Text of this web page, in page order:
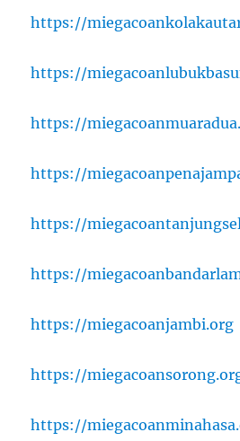
https://
https://
https://
https://
https://
https://
https://miegacoanjambi.org
https://
https://